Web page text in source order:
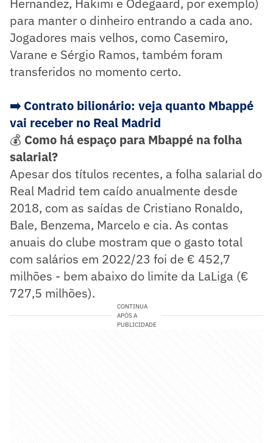
para manter o dinheiro entrando a cada ano.
Jogadores mais velhos, como Casemiro,
Varane e Sérgio Ramos, também foram
transferidos no momento certo.
➡️ Contrato bilionário: veja quanto Mbappé
vai receber no Real Madrid
💰 Como há espaço para Mbappé na folha
salarial?
Apesar dos títulos recentes, a folha salarial do
Real Madrid tem caído anualmente desde
2018, com as saídas de Cristiano Ronaldo,
Bale, Benzema, Marcelo e cia. As contas
anuais do clube mostram que o gasto total
com salários em 2022/23 foi de € 452,7
milhões - bem abaixo do limite da LaLiga (€
727,5 milhões).
CONTINUA
APÓS A
PUBLICIDADE